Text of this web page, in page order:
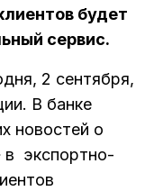
будет
сервис.
2 сентября,
В банке
новостей о
в экспортно-